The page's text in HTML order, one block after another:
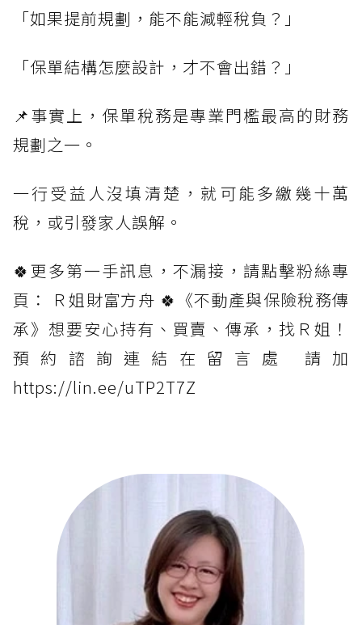
「如果提前規劃，能不能減輕稅負？」
「保單結構怎麼設計，才不會出錯？」
📌事實上，保單稅務是專業門檻最高的財務
規劃之一。
一行受益人沒填清楚，就可能多繳幾十萬
稅，或引發家人誤解。
🍀更多第一手訊息，不漏接，請點擊粉絲專
頁： Ｒ姐財富方舟 🍀《不動產與保險稅務傳
承》想要安心持有、買賣、傳承，找Ｒ姐！
預約諮詢連結在留言處 請加
https://lin.ee/uTP2T7Z